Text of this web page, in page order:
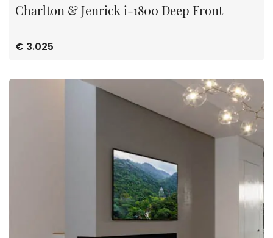
Charlton & Jenrick i-1800 Deep Front
€ 3.025